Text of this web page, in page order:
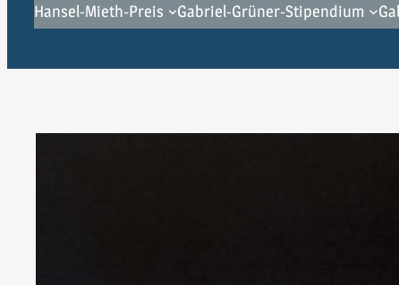
Hansel-Mieth-Preis Gabriel-Grüner-Stipendium